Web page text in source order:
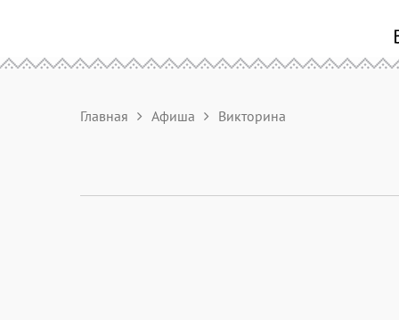
Главная Афиша Викторина